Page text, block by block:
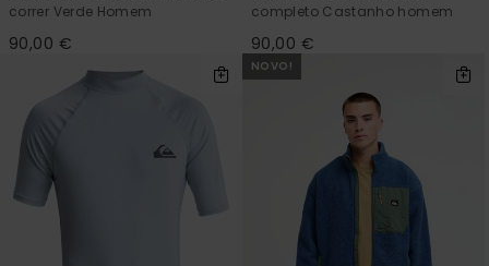
correr Verde Homem
90,00 €
completo Castanho homem
90,00 €
NOVO!